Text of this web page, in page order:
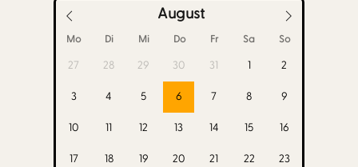
August
Mo Di Mi Do Fr Sa So
27 28 29 30 31 1 2
3 4 5 6 7 8 9
10 11 12 13 14 15 16
17 18 19 20 21 22 23